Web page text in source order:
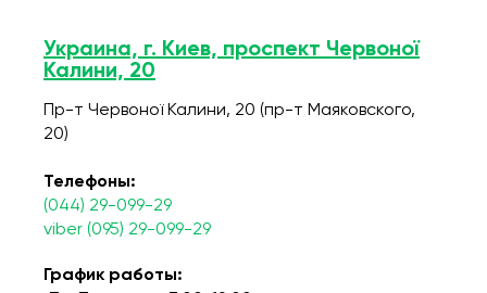
Украина, г. Киев, проспект Червоної
Калини, 20
Пр-т Червоної Калини, 20 (пр-т Маяковского,
20)
Телефоны:
(044) 29-099-29
viber (095) 29-099-29
График работы: